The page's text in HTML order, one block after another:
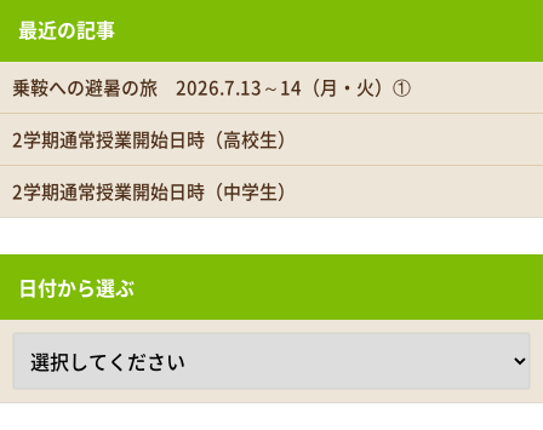
最近の記事
乗鞍への避暑の旅 2026.7.13～14（月・火）①
2学期通常授業開始日時（高校生）
2学期通常授業開始日時（中学生）
日付から選ぶ